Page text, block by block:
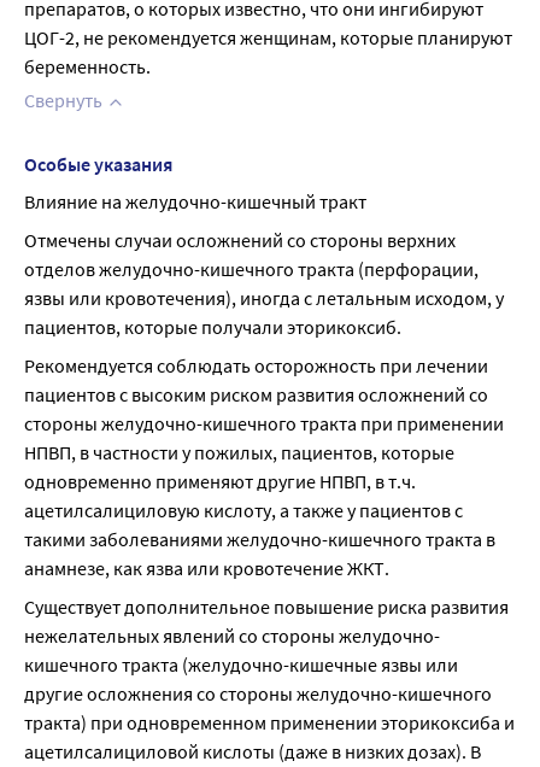
препаратов, о которых известно, что они ингибируют
ЦОГ-2, не рекомендуется женщинам, которые планируют
беременность.
Свернуть
Особые указания
Влияние на желудочно-кишечный тракт
Отмечены случаи осложнений со стороны верхних
отделов желудочно-кишечного тракта (перфорации,
язвы или кровотечения), иногда с летальным исходом, у
пациентов, которые получали эторикоксиб.
Рекомендуется соблюдать осторожность при лечении
пациентов с высоким риском развития осложнений со
стороны желудочно-кишечного тракта при применении
НПВП, в частности у пожилых, пациентов, которые
одновременно применяют другие НПВП, в т.ч.
ацетилсалициловую кислоту, а также у пациентов с
такими заболеваниями желудочно-кишечного тракта в
анамнезе, как язва или кровотечение ЖКТ.
Существует дополнительное повышение риска развития
нежелательных явлений со стороны желудочно-
кишечного тракта (желудочно-кишечные язвы или
другие осложнения со стороны желудочно-кишечного
тракта) при одновременном применении эторикоксиба и
ацетилсалициловой кислоты (даже в низких дозах). В